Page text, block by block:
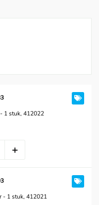
1 stuk, 412022
- 1 stuk, 412021